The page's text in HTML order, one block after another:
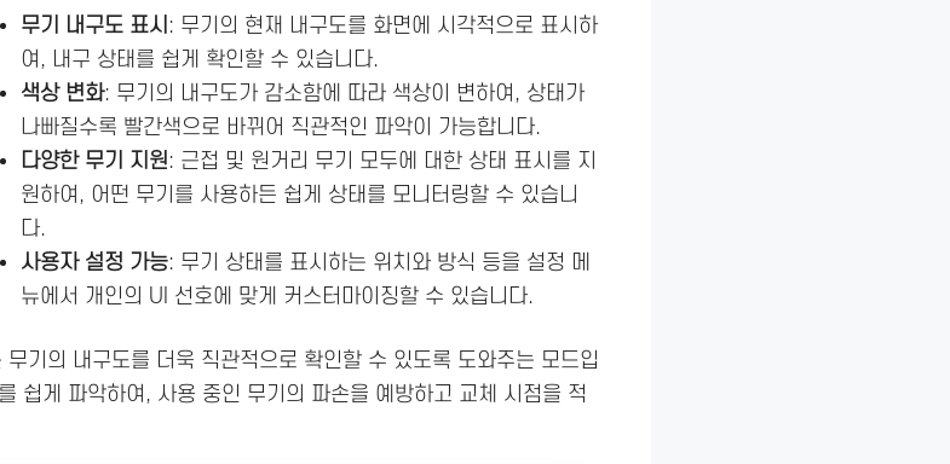
무기 내구도 표시 : 무기의 현재 내구도를 화면에 시각적으로 표시하
여, 내구 상태를 쉽게 확인할 수 있습니다.
색상 변화: 무기의 내구도가 감소함에 따라 색상이 변하여, 상태가
나빠질수록 빨간색으로 바뀌어 직관적인 파악이 가능합니다.
다양한 무기 지원: 근접 및 원거리 무기 모두에 대한 상태 표시를 지
원하여, 어떤 무기를 사용하든 쉽게 상태를 모니터링할 수 있습니
다.
사용자 설정 가능: 무기 상태를 표시하는 위치와 방식 등을 설정 메
뉴에서 개인의 UI 선호에 맞게 커스터마이징할 수 있습니다.
기의 내구도를 더욱 직관적으로 확인할 수 있도록 도와주는 모드입
쉽게 파악하여, 사용 중인 무기의 파손을 예방하고 교체 시점을 적